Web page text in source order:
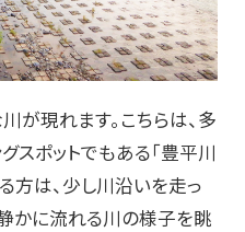
が現れます。こちらは、多
スポットでもある「豊平川
る方は、少し川沿いを走っ
かに流れる川の様子を眺